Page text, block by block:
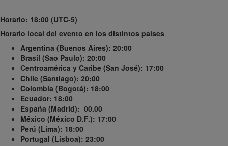
Horario: 18:00 (UTC-5)
Horario local del evento en los distintos países
Argentina (Buenos Aires): 20:00
Brasil (Sao Paulo): 20:00
Centroamérica y Caribe (San José): 17:00
Chile (Santiago): 20:00
Colombia (Bogotá): 18:00
Ecuador: 18:00
España (Madrid): 00.00
México (México D.F.): 17:00
Perú (Lima): 18:00
Portugal (Lisboa): 23:00